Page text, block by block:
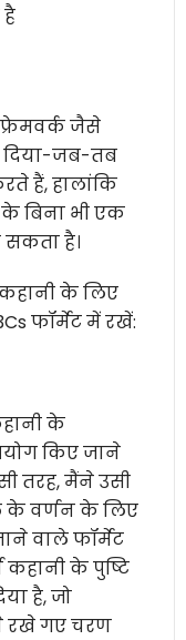
जैसे
दिया-जब-तब
हैं, हालांकि
बिना भी एक
है।
कहानी के लिए
फॉर्मेट में रखें:
के
किए जाने
तरह, मैंने उसी
के वर्णन के लिए
वाले फॉर्मेट
कहानी के पुष्टि
है, जो
रखे गए चरण